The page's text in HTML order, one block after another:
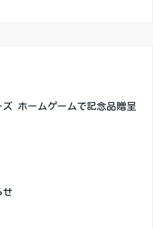
ズ ホームゲームで記念品贈呈
せ